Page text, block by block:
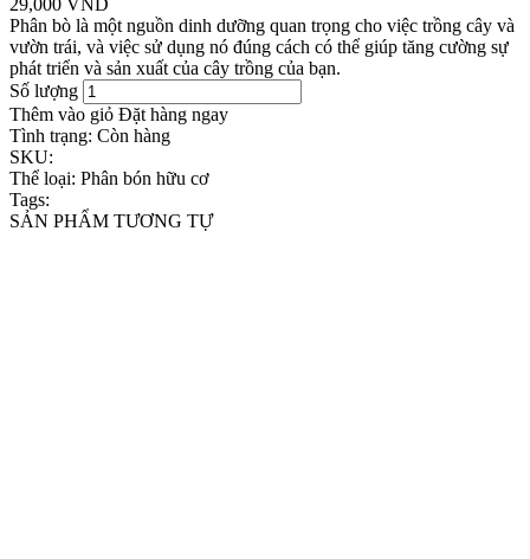
Phân bò là một nguồn dinh dưỡng quan trọng cho việc trồng cây và
vườn trái, và việc sử dụng nó đúng cách có thể giúp tăng cường sự
phát triển và sản xuất của cây trồng của bạn.
Số lượng
Thêm vào giỏ Đặt hàng ngay
Tình trạng: Còn hàng
SKU:
Thể loại: Phân bón hữu cơ
Tags:
SẢN PHẨM TƯƠNG TỰ